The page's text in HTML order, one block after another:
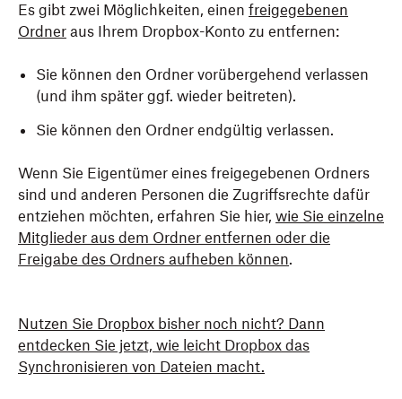
Es gibt zwei Möglichkeiten, einen freigegebenen
Ordner aus Ihrem Dropbox-Konto zu entfernen:
Sie können den Ordner vorübergehend verlassen
(und ihm später ggf. wieder beitreten).
Sie können den Ordner endgültig verlassen.
Wenn Sie Eigentümer eines freigegebenen Ordners
sind und anderen Personen die Zugriffsrechte dafür
entziehen möchten, erfahren Sie hier, wie Sie einzelne
Mitglieder aus dem Ordner entfernen oder die
Freigabe des Ordners aufheben können.
Nutzen Sie Dropbox bisher noch nicht? Dann
entdecken Sie jetzt, wie leicht Dropbox das
Synchronisieren von Dateien macht.